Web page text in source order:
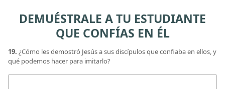
DEMUÉSTRALE A TU ESTUDIANTE
QUE CONFÍAS EN ÉL
19. ¿Cómo les demostró Jesús a sus discípulos que confiaba en ellos, y
qué podemos hacer para imitarlo?